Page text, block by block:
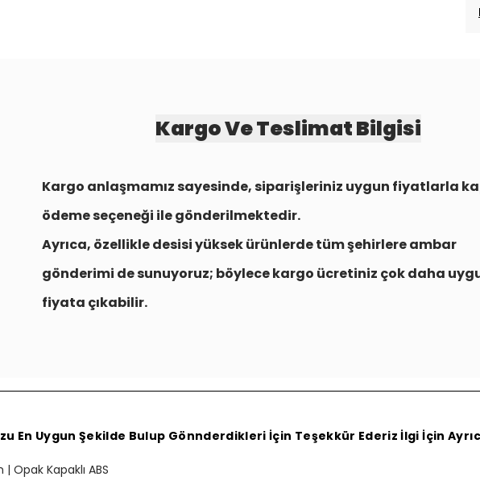
Kargo Ve Teslimat Bilgisi
Kargo anlaşmamız sayesinde, siparişleriniz uygun fiyatlarla
ödeme seçeneği ile gönderilmektedir.
Ayrıca, özellikle desisi yüksek ürünlerde tüm şehirlereambar
gönderimi de sunuyoruz; böylece kargo ücretiniz çok daha
fiyata çıkabilir.
En Uygun Şekilde Bulup Gönnderdikleri İçin Teşekkür Ederiz İlgi İçin
Opak Kapaklı ABS